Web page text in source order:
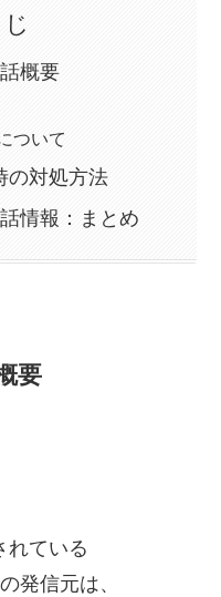
概要
ついて
の対処方法
情報：まとめ
要
れている
発信元は、